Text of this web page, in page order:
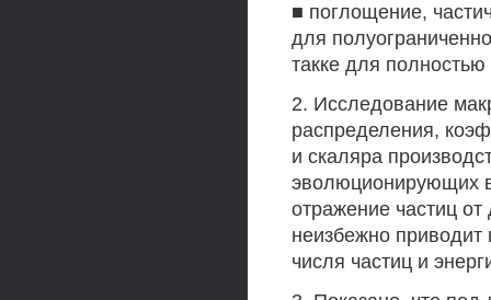
■ поглощение,
для
такке для
2. Исследование
распределения,
и скаляра
эволюционирующих в
отражение частиц
неизбежно приводит
числя частиц и